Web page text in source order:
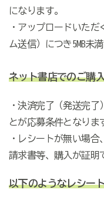
になります。
・アップロードいた
ム送信）につき5MB未
ネット書店でのご購
・決済完了（発送完
とが応募条件となりま
・レシートが無い場合、
請求書等、購入が証明
以下のようなレシー